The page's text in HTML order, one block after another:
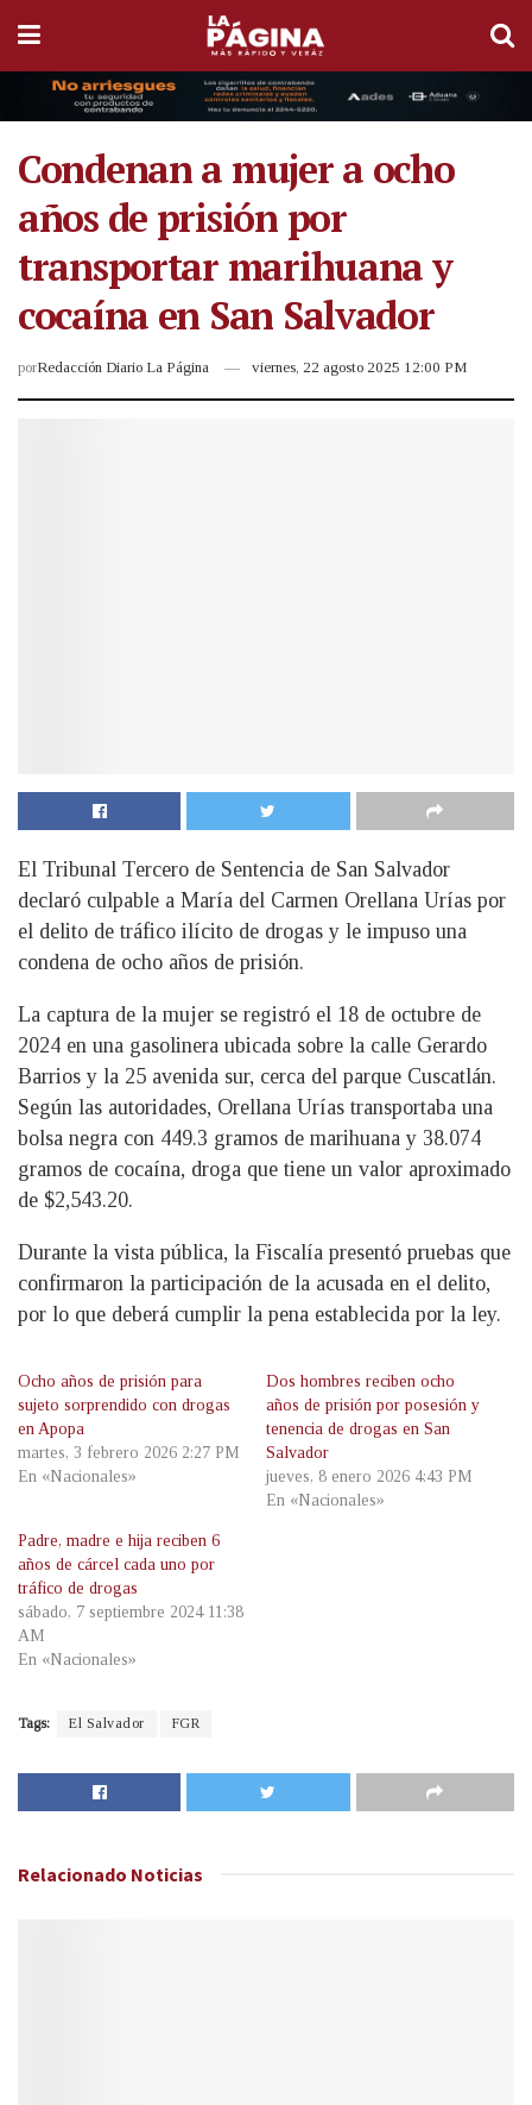
Condenan a mujer a ocho
años de prisión por
transportar marihuana y
cocaína en San Salvador
porRedacción Diario La Página viernes, 22 agosto 2025 12:00 PM
El Tribunal Tercero de Sentencia de San Salvador
declaró culpable a María del Carmen Orellana Urías por
el delito de tráfico ilícito de drogas y le impuso una
condena de ocho años de prisión.
La captura de la mujer se registró el 18 de octubre de
2024 en una gasolinera ubicada sobre la calle Gerardo
Barrios y la 25 avenida sur, cerca del parque Cuscatlán.
Según las autoridades, Orellana Urías transportaba una
bolsa negra con 449.3 gramos de marihuana y 38.074
gramos de cocaína, droga que tiene un valor aproximado
de $2,543.20.
Durante la vista pública, la Fiscalía presentó pruebas que
confirmaron la participación de la acusada en el delito,
por lo que deberá cumplir la pena establecida por la ley.
Ocho años de prisión para
sujeto sorprendido con drogas
en Apopa
martes, 3 febrero 2026 2:27 PM
En «Nacionales»
Dos hombres reciben ocho
años de prisión por posesión y
tenencia de drogas en San
Salvador
jueves, 8 enero 2026 4:43 PM
En «Nacionales»
Padre, madre e hija reciben 6
años de cárcel cada uno por
tráfico de drogas
sábado, 7 septiembre 2024 11:38
AM
En «Nacionales»
Tags: El Salvador FGR
Relacionado Noticias